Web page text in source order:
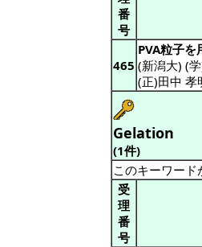
番
号
465
PVA粒子
(新潟大) (
(正)田中 孝
Gelation
(1件)
このキーワー
受
理
番
号